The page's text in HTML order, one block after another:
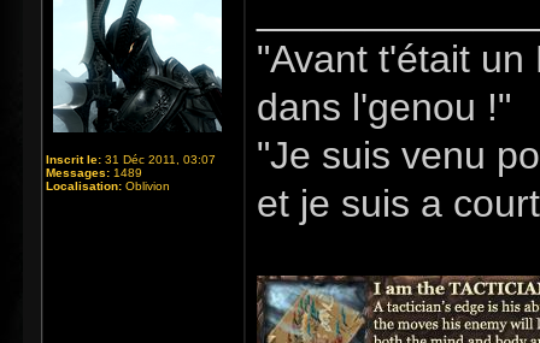
Inscrit le: 31 Déc 2011, 03:07
Messages: 1489
Localisation: Oblivion
"Avant t'était
dans l'genou !"
"Je suis venu
et je suis a